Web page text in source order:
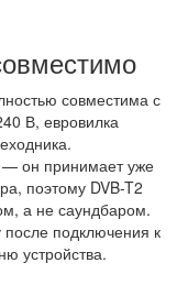
совместима с
В, евровилка
— он принимает уже
поэтому DVB-T2
а не саундбаром.
после подключения к
устройства.